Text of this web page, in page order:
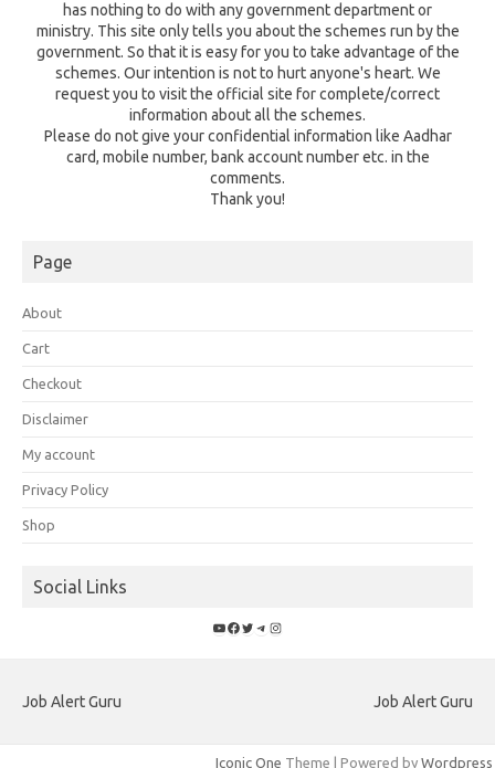
has nothing to do with any government department or
ministry. This site only tells you about the schemes run by the
government. So that it is easy for you to take advantage of the
schemes. Our intention is not to hurt anyone's heart. We
request you to visit the official site for complete/correct
information about all the schemes.
Please do not give your confidential information like Aadhar
card, mobile number, bank account number etc. in the
comments.
Thank you!
Page
About
Cart
Checkout
Disclaimer
My account
Privacy Policy
Shop
Social Links
YouTube
Facebook
Twitter
Telegram
Instagram
Job Alert Guru Job Alert Guru
Iconic One Theme | Powered by Wordpress